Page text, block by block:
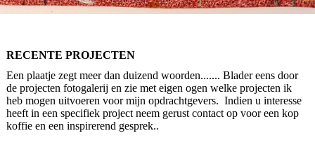
RECENTE PROJECTEN
Een plaatje zegt meer dan duizend woorden....... Blader eens door
de projecten fotogalerij en zie met eigen ogen welke projecten ik
heb mogen uitvoeren voor mijn opdrachtgevers. Indien u interesse
heeft in een specifiek project neem gerust contact op voor een kop
koffie en een inspirerend gesprek..